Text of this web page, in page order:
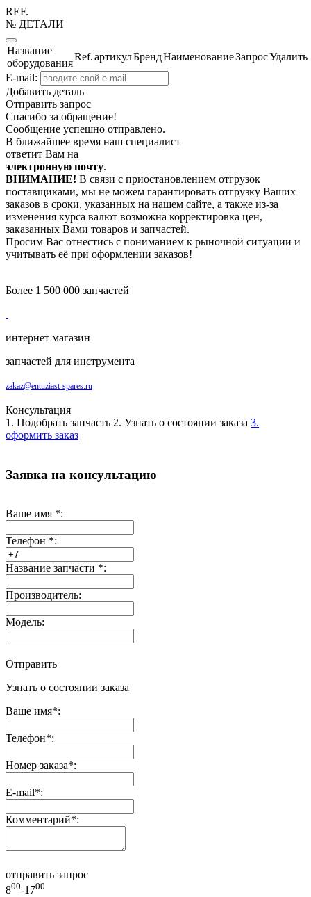
REF.
№ ДЕТАЛИ
Название
оборудования
Ref.артикулБрендНаименованиеЗапросУдалить
E-mail:
Добавить деталь
Отправить запрос
Спасибо за обращение!
Сообщение успешно отправлено.
В ближайшее время наш специалист
ответит Вам на
электронную почту.
ВНИМАНИЕ! В связи с приостановлением отгрузок
поставщиками, мы не можем гарантировать отгрузку Ваших
заказов в сроки, указанных на нашем сайте, а также из-за
изменения курса валют возможна корректировка цен,
заказанных Вами товаров и запчастей.
Просим Вас отнестись с пониманием к рыночной ситуации и
учитывать её при оформлении заказов!
Более 1 500 000 запчастей
интернет магазин
запчастей для инструмента
zakaz@entuziast-spares.ru
Консультация
1. Подобрать запчасть 2. Узнать о состоянии заказа 3.
оформить заказ
Заявка на консультацию
Ваше имя *:
Телефон *:
Название запчасти *:
Производитель:
Модель:
Отправить
Узнать о состоянии заказа
Ваше имя*:
Телефон*:
Номер заказа*:
E-mail*:
Комментарий*:
отправить запрос
800-1700